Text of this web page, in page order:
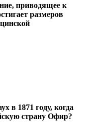
приводящее к
размеров
в 1871 году, когда
страну Офир?